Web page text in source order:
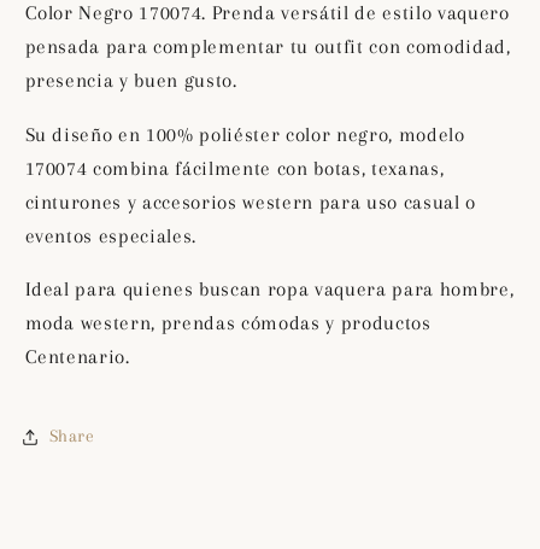
170074
170074
Color Negro 170074. Prenda versátil de estilo vaquero
pensada para complementar tu outfit con comodidad,
presencia y buen gusto.
Su diseño en 100% poliéster color negro, modelo
170074 combina fácilmente con botas, texanas,
cinturones y accesorios western para uso casual o
eventos especiales.
Ideal para quienes buscan ropa vaquera para hombre,
moda western, prendas cómodas y productos
Centenario.
Share